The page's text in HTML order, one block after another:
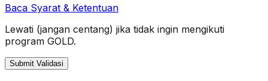
Baca Syarat & Ketentuan
Lewati (jangan centang) jika tidak ingin mengikuti
program GOLD.
Submit Validasi